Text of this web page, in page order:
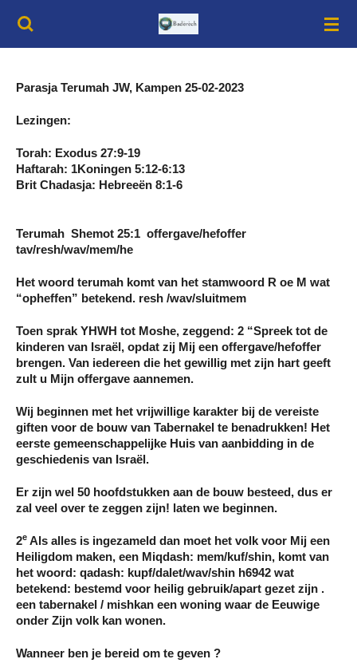
Ga
direct
naar
hoofdinhoud
Parasja Terumah JW, Kampen 25-02-2023
Lezingen:
Torah: Exodus 27:9-19
Haftarah: 1Koningen 5:12-6:13
Brit Chadasja: Hebreeën 8:1-6
Terumah Shemot 25:1 offergave/hefoffer
tav/resh/wav/mem/he
Het woord terumah komt van het stamwoord R oe M wat
“opheffen” betekend. resh /wav/sluitmem
Toen sprak YHWH tot Moshe, zeggend: 2 “Spreek tot de
kinderen van Israël, opdat zij Mij een offergave/hefoffer
brengen. Van iedereen die het gewillig met zijn hart geeft
zult u Mijn offergave aannemen.
Wij beginnen met het vrijwillige karakter bij de vereiste
giften voor de bouw van Tabernakel te benadrukken! Het
eerste gemeenschappelijke Huis van aanbidding in de
geschiedenis van Israël.
Er zijn wel 50 hoofdstukken aan de bouw besteed, dus er
zal veel over te zeggen zijn! laten we beginnen.
2e Als alles is ingezameld dan moet het volk voor Mij een
Heiligdom maken, een Miqdash: mem/kuf/shin, komt van
het woord: qadash: kupf/dalet/wav/shin h6942 wat
betekend: bestemd voor heilig gebruik/apart gezet zijn .
een tabernakel / mishkan een woning waar de Eeuwige
onder Zijn volk kan wonen.
Wanneer ben je bereid om te geven ?